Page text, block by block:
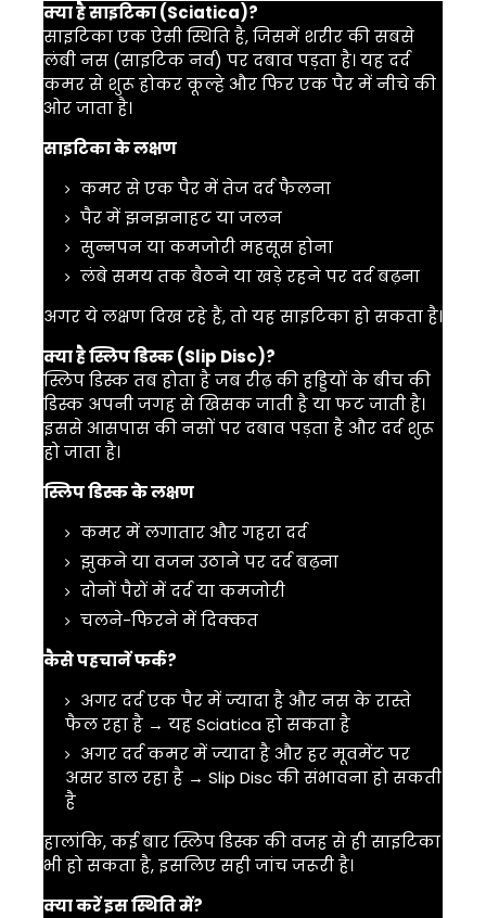
क्या है साइटिका (Sciatica)?
साइटिका एक ऐसी स्थिति है, जिसमें शरीर की सबसे
लंबी नस (साइटिक नर्व) पर दबाव पड़ता है। यह दर्द
कमर से शुरू होकर कूल्हे और फिर एक पैर में नीचे की
ओर जाता है।
साइटिका के लक्षण
कमर से एक पैर में तेज दर्द फैलना
पैर में झनझनाहट या जलन
सुन्नपन या कमजोरी महसूस होना
लंबे समय तक बैठने या खड़े रहने पर दर्द बढ़ना
अगर ये लक्षण दिख रहे हैं, तो यह साइटिका हो सकता है।
क्या है स्लिप डिस्क (Slip Disc)?
स्लिप डिस्क तब होता है जब रीढ़ की हड्डियों के बीच की
डिस्क अपनी जगह से खिसक जाती है या फट जाती है।
इससे आसपास की नसों पर दबाव पड़ता है और दर्द शुरू
हो जाता है।
स्लिप डिस्क के लक्षण
कमर में लगातार और गहरा दर्द
झुकने या वजन उठाने पर दर्द बढ़ना
दोनों पैरों में दर्द या कमजोरी
चलने-फिरने में दिक्कत
कैसे पहचानें फर्क?
अगर दर्द एक पैर में ज्यादा है और नस के रास्ते
फैल रहा है → यहSciaticaहो सकता है
अगर दर्द कमर में ज्यादा है और हर मूवमेंट पर
असर डाल रहा है → Slip Discकी संभावना हो सकती
है
हालांकि, कई बार स्लिप डिस्क की वजह से ही साइटिका
भी हो सकता है, इसलिए सही जांच जरूरी है।
क्या करें इस स्थिति में?